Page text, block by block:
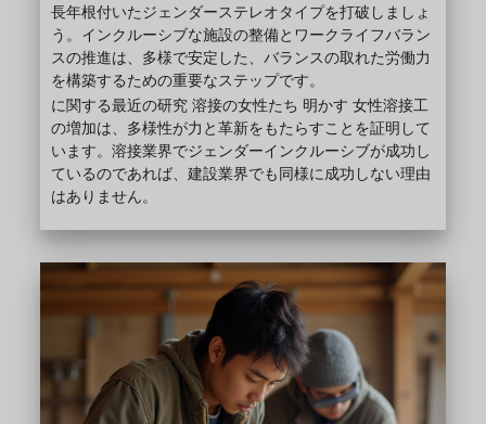
長年根付いたジェンダーステレオタイプを打破しましょ
う。インクルーシブな施設の整備とワークライフバラン
スの推進は、多様で安定した、バランスの取れた労働力
を構築するための重要なステップです。
に関する最近の研究溶接の女性たち 明かす 女性溶接工
の増加は、多様性が力と革新をもたらすことを証明して
います。溶接業界でジェンダーインクルーシブが成功し
ているのであれば、建設業界でも同様に成功しない理由
はありません。